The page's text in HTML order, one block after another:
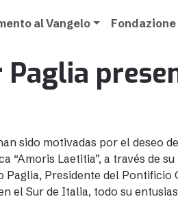
al Vangelo Fondazione
sido motivadas por el deseo
“Amoris Laetitia”, a través de
Paglia, Presidente del Pontificio
el Sur de Italia, todo su